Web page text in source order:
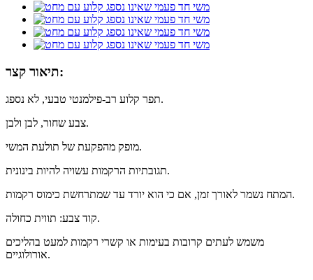
תיאור קצר:
תפר קלוע רב-פילמנטי טבעי, לא נספג.
צבע שחור, לבן ולבן.
מופק מהפקעת של תולעת המשי.
תגובתיות הרקמות עשויה להיות בינונית.
המתח נשמר לאורך זמן, אם כי הוא יורד עד שמתרחשת כימוס רקמות.
קוד צבע: תווית כחולה.
משמש לעתים קרובות בעימות או קשרי רקמות למעט בהליכים
אורולוגיים.